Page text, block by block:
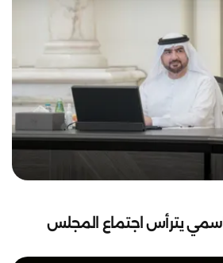
يترأس اجتماع المجلس